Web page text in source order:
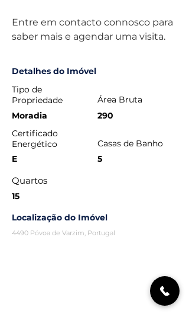
Entre em contacto connosco para
saber mais e agendar uma visita.
Detalhes do Imóvel
Tipo de
Propriedade
Área Bruta
Moradia
290
Certificado
Energético
Casas de Banho
E
5
Quartos
15
Localização do Imóvel
4490 Póvoa de Varzim, Portugal